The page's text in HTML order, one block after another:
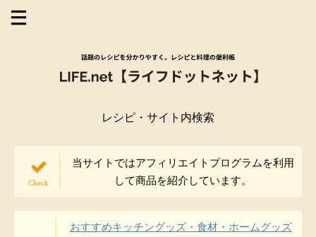
レシピ・サイト内検索
当サイトではアフィリエイトプログラムを利用
して商品を紹介しています。
おすすめキッチングッズ・食材・ホームグッズ